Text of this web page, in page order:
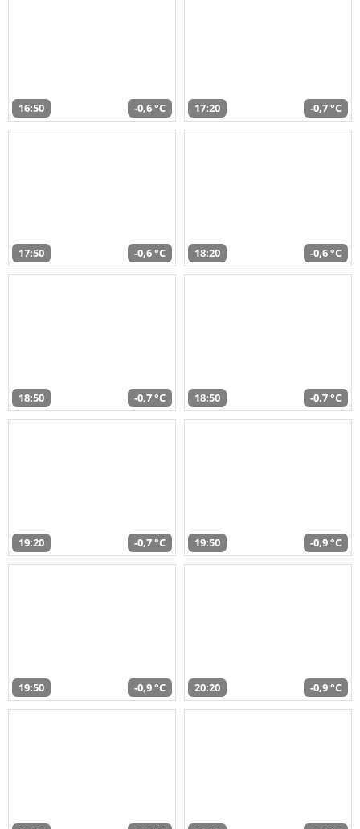
16:50 -0,6 °C 17:20 -0,7 °C
17:50 -0,6 °C 18:20 -0,6 °C
18:50 -0,7 °C 18:50 -0,7 °C
19:20 -0,7 °C 19:50 -0,9 °C
19:50 -0,9 °C 20:20 -0,9 °C